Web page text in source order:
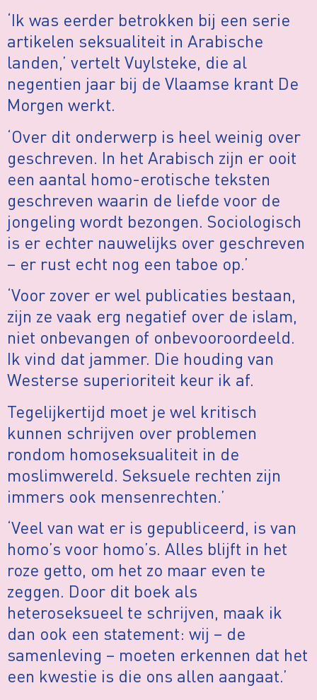
‘Ik was eerder betrokken bij een serie
artikelen seksualiteit in Arabische
landen,’ vertelt Vuylsteke, die al
negentien jaar bij de Vlaamse krant De
Morgen werkt.
‘Over dit onderwerp is heel weinig over
geschreven. In het Arabisch zijn er ooit
een aantal homo-erotische teksten
geschreven waarin de liefde voor de
jongeling wordt bezongen. Sociologisch
is er echter nauwelijks over geschreven
– er rust echt nog een taboe op.’
‘Voor zover er wel publicaties bestaan,
zijn ze vaak erg negatief over de islam,
niet onbevangen of onbevooroordeeld.
Ik vind dat jammer. Die houding van
Westerse superioriteit keur ik af.
Tegelijkertijd moet je wel kritisch
kunnen schrijven over problemen
rondom homoseksualiteit in de
moslimwereld. Seksuele rechten zijn
immers ook mensenrechten.’
‘Veel van wat er is gepubliceerd, is van
homo’s voor homo’s. Alles blijft in het
roze getto, om het zo maar even te
zeggen. Door dit boek als
heteroseksueel te schrijven, maak ik
dan ook een statement: wij – de
samenleving – moeten erkennen dat het
een kwestie is die ons allen aangaat.’